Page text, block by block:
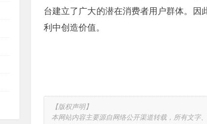
台建立了广大的潜在消费者用户群体。因
利中创造价值。
【版权声明】
本网站内容主要源自网络公开渠道转载，所有文字